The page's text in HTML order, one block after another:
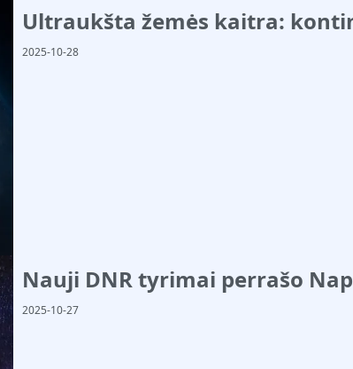
Ultraukšta žemės kaitra:
2025-10-28
Nauji DNR tyrimai perrašo
2025-10-27